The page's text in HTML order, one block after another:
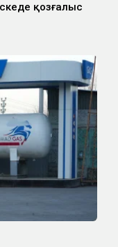
қозғалыс